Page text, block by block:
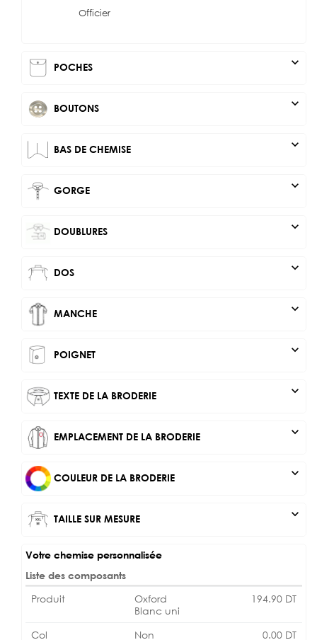
Officier
POCHES expand_more
BOUTONS expand_more
BAS DE CHEMISE expand_more
GORGE expand_more
DOUBLURES expand_more
DOS expand_more
MANCHE expand_more
POIGNET expand_more
TEXTE DE LA BRODERIE expand_more
EMPLACEMENT DE LA BRODERIE expand_more
COULEUR DE LA BRODERIE expand_more
TAILLE SUR MESURE expand_more
Votre chemise personnalisée
Liste des composants
Produit
Oxford
Blanc uni
194.90 DT
Col
Non
0.00 DT